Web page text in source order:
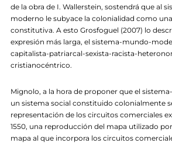
de la obra de I. Wallerstein, sostendrá que al
moderno le subyace la colonialidad como
constitutiva. A esto Grosfoguel (2007) lo
expresión más larga, el sistema-mundo-
capitalista-patriarcal-sexista-racista-
cristianocéntrico.
Mignolo, a la hora de proponer que el
un sistema social constituido colonialmente
representación de los circuitos comerciales
1550, una reproducción del mapa utilizado
mapa al que incorpora los circuitos